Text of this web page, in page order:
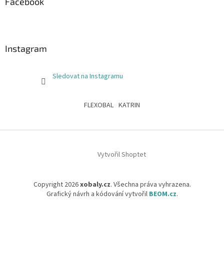
Instagram
Sledovat na Instagramu
FLEXOBAL KATRIN
Vytvořil Shoptet
Copyright 2026xobaly.cz. Všechna práva vyhrazena.
Grafický návrh a kódování vytvořil BEOM.cz.